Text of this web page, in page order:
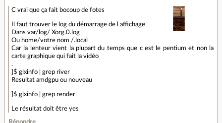
C vrai que ça fait bocoup de fotes
Il faut trouver le log du démarrage de l affichage
Dans var/log/ Xorg.0.log
Ou home/votre nom /.local
Car la lenteur vient la plupart du temps que c est le pentium et non la
carte graphique qui fait la vidéo
.
]$ glxinfo | grep river
Resultat amdgpu ou nouveau
]$ glxinfo | grep render
Le résultat doit être yes